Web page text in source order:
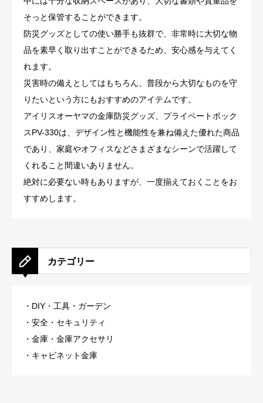
そっと保管することができます。
防災グッズとしての使い勝手も抜群で、非常時に大切な物
品を素早く取り出すことができるため、安心感を与えてく
れます。
災害時の備えとしてはもちろん、普段から大切なものを守
りたいという方にもおすすめのアイテムです。
アイリスオーヤマの金庫防災グッズ、プライベートボック
スPV-330は、デザイン性と機能性を兼ね備えた優れた商品
であり、家庭やオフィスなどさまざまなシーンで活躍して
くれること間違いありません。
絶対に必要ない時もありますが、一度揃えておくことをお
すすめします。
カテゴリー
・DIY・工具・ガーデン
・安全・セキュリティ
・金庫・金庫アクセサリ
・キャビネット金庫